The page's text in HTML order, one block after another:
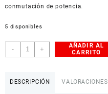
conmutación de potencia.
5 disponibles
-
Transistor
MOSFET
+
AÑADIR AL
CARRITO
DESCRIPCIÓN